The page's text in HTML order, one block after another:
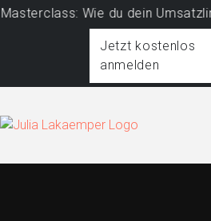
Wie du dein
Jetzt kostenlos
anmelden